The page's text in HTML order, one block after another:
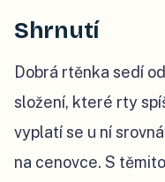
Shrnutí
Dobrá rtěnka sedí
složení, které rty
vyplatí se u ní
na cenovce. S